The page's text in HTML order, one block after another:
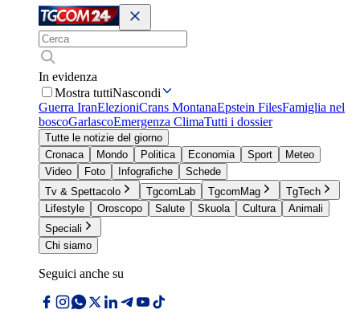
In evidenza
Mostra tuttiNascondi
Guerra IranElezioniCrans MontanaEpstein FilesFamiglia nel
boscoGarlascoEmergenza ClimaTutti i dossier
Tutte le notizie del giorno
Cronaca
Mondo Politica Economia Sport
Meteo
Video
Foto Infografiche
Schede
Tv & Spettacolo
TgcomLab TgcomMag
TgTech
Lifestyle
Oroscopo Salute Skuola Cultura
Animali
Speciali
Chi siamo
Seguici anche su